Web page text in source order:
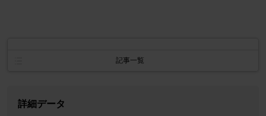
記事一覧
詳細データ